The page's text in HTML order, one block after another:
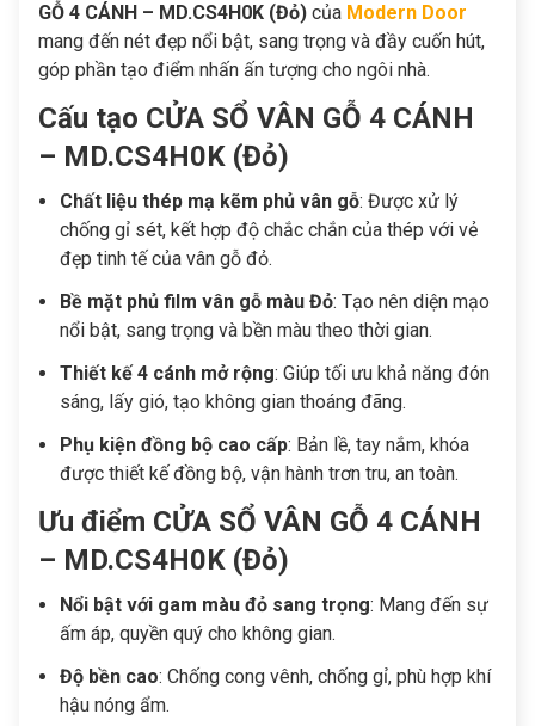
GỖ 4 CÁNH – MD.CS4H0K (Đỏ) của Modern Door
mang đến nét đẹp nổi bật, sang trọng và đầy cuốn hút,
góp phần tạo điểm nhấn ấn tượng cho ngôi nhà.
Cấu tạo CỬA SỔ VÂN GỖ 4 CÁNH
– MD.CS4H0K (Đỏ)
Chất liệu thép mạ kẽm phủ vân gỗ: Được xử lý
chống gỉ sét, kết hợp độ chắc chắn của thép với vẻ
đẹp tinh tế của vân gỗ đỏ.
Bề mặt phủ film vân gỗ màu Đỏ: Tạo nên diện mạo
nổi bật, sang trọng và bền màu theo thời gian.
Thiết kế 4 cánh mở rộng: Giúp tối ưu khả năng đón
sáng, lấy gió, tạo không gian thoáng đãng.
Phụ kiện đồng bộ cao cấp: Bản lề, tay nắm, khóa
được thiết kế đồng bộ, vận hành trơn tru, an toàn.
Ưu điểm CỬA SỔ VÂN GỖ 4 CÁNH
– MD.CS4H0K (Đỏ)
Nổi bật với gam màu đỏ sang trọng: Mang đến sự
ấm áp, quyền quý cho không gian.
Độ bền cao: Chống cong vênh, chống gỉ, phù hợp khí
hậu nóng ẩm.